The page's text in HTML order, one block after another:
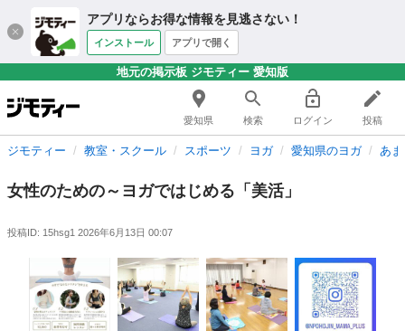
アプリならお得な情報を見逃さない！
インストール アプリで開く
地元の掲示板 ジモティー 愛知版
愛知県 検索 ログイン 投稿
ジモティー 教室・スクール スポーツ ヨガ 愛知県のヨガ あ
女性のための～ヨガではじめる「美活」
投稿ID: 15hsg1 2026年6月13日 00:07